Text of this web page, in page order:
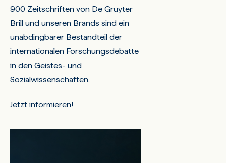
900 Zeitschriften von De Gruyter
Brill und unseren Brands sind ein
unabdingbarer Bestandteil der
internationalen Forschungsdebatte
in den Geistes- und
Sozialwissenschaften.
Jetzt informieren!